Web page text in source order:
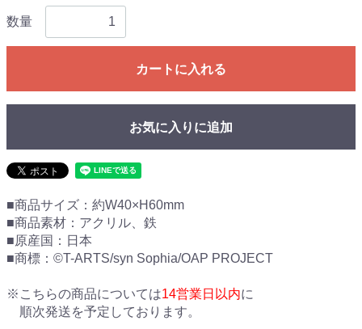
数量
カートに入れる
お気に入りに追加
■商品サイズ：約W40×H60mm
■商品素材：アクリル、鉄
■原産国：日本
■商標：©T-ARTS/syn Sophia/OAP PROJECT
※こちらの商品については14営業日以内に
順次発送を予定しております。